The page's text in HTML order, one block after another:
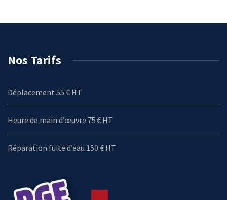
Nos Tarifs
Déplacement 55 € HT
Heure de main d’œuvre 75 € HT
Réparation fuite d’eau 150 € HT